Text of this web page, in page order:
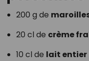
200 g de
20 cl de crème
10 cl de lait entier